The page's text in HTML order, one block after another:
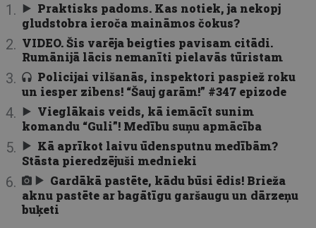
Praktisks padoms. Kas notiek, ja nekopj
gludstobra ieroča maināmos čokus?
VIDEO. Šis varēja beigties pavisam citādi.
Rumānijā lācis nemanīti pielavās tūristam
Policijai vilšanās, inspektori paspiež roku
un iesper zibens! “Šauj garām!” #347 epizode
Vieglākais veids, kā iemācīt sunim
komandu “Guli”! Medību suņu apmācība
Kā aprīkot laivu ūdensputnu medībām?
Stāsta pieredzējuši mednieki
Gardākā pastēte, kādu būsi ēdis! Brieža
aknu pastēte ar bagātīgu garšaugu un dārzeņu
buķeti